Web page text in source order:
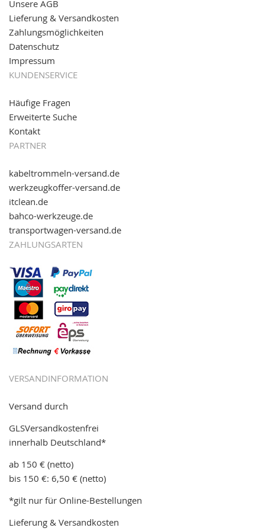
Partnershop
Online-Shop für einfaches Transportieren. Einfach
reinschauen...
Unsere AGB
Lieferung & Versandkosten
Zahlungsmöglichkeiten
Datenschutz
Impressum
KUNDENSERVICE
Häufige Fragen
Erweiterte Suche
Kontakt
PARTNER
kabeltrommeln-versand.de
werkzeugkoffer-versand.de
itclean.de
bahco-werkzeuge.de
transportwagen-versand.de
ZAHLUNGSARTEN
VERSANDINFORMATION
Versand durch
GLSVersandkostenfrei
innerhalb Deutschland*
ab 150 € (netto)
bis 150 €: 6,50 € (netto)
*gilt nur für Online-Bestellungen
Lieferung & Versandkosten